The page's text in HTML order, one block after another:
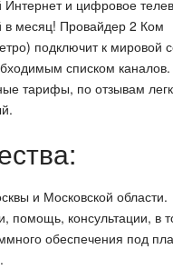
Интернет и цифровое
в месяц! Провайдер 2 Ком
подключит к мировой
списком каналов.
тарифы, по отзывам
и Московской области.
помощь, консультации, в
обеспечения под